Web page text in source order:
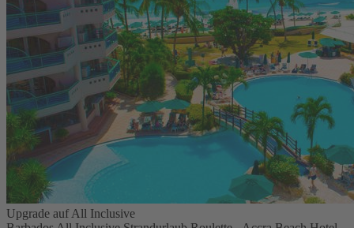
Upgrade auf All Inclusive